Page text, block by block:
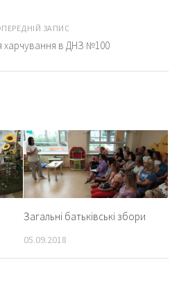
ЗАПИС
харчування в ДНЗ №100
Загальні батьківські збори
05.09.2018